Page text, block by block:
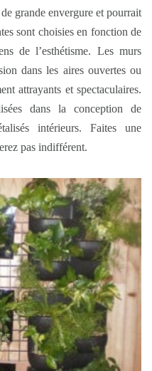
grande envergure et pourrait
sont choisies en fonction de
de l’esthétisme. Les murs
dans les aires ouvertes ou
attrayants et spectaculaires.
dans la conception de
intérieurs. Faites une
pas indifférent.